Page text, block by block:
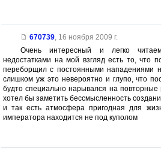
670739, 16 ноября 2009 г.
Очень интересный и легко
недостатками на мой взгляд есть то, что
переборщил с постоянными нападениями
слишком уж это невероятно и глупо, что
будто специально нарывался на повторные
хотел бы заметить бессмысленность
и так есть атмосфера пригодная для
императора находится не под куполом